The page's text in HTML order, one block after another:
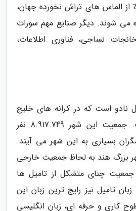
است؛ تقریباً 90٪ از الماس های تراش نخورده جهان،
می شوند. دیگر صنایع مهم سورات
نساجی، فناوری اطلاعات،
نادو است که در کرانه های خلیج
بنگال واقع شده است. جمعیت این شهر 8.917.749 نفر
بسیاری به این شهر می آیند.
بزرگ هند به لحاظ جمعیت خارجی
چنای متشکل از تامیل ها
تامیل نیز رایج ترین زبان این
کاری و حرفه ای، زبان انگلیسی